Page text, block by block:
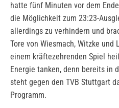
hatte fünf Minuten vor dem
die Möglichkeit zum 23:23-
allerdings zu verhindern und
Tore von Wiesmach, Witzke
einem kräftezehrenden Spiel
Energie tanken, denn bereits in
steht gegen den TVB Stuttgart
Programm.